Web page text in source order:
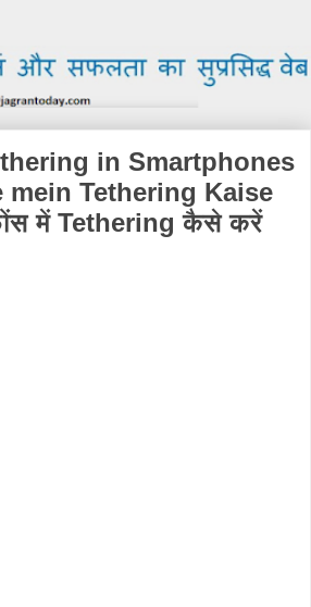
in Smartphones
mein Tethering Kaise
में Tethering कैसे करें